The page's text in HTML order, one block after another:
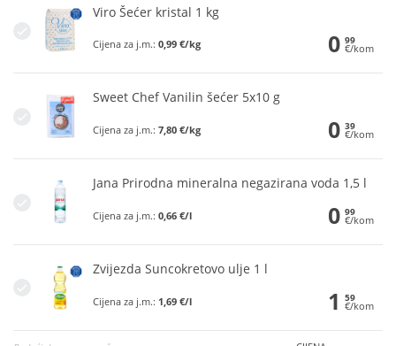
Viro Šećer kristal 1 kg
Cijena za j.m.: 0,99 €/kg 0 99
€/kom
Sweet Chef Vanilin šećer 5x10 g
Cijena za j.m.: 7,80 €/kg 0 39
€/kom
Jana Prirodna mineralna negazirana voda 1,5 l
Cijena za j.m.: 0,66 €/l 0 99
€/kom
Zvijezda Suncokretovo ulje 1 l
Cijena za j.m.: 1,69 €/l 1 59
€/kom